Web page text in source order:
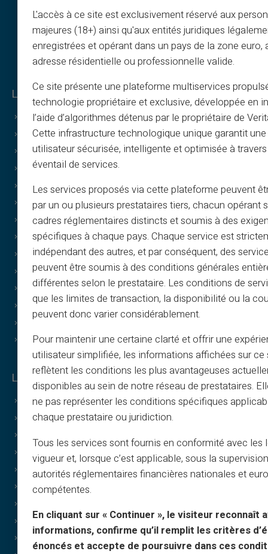
Legal & Terms
CGV
Mentions légales
Politiques de confidentialité
Politique d’utilisation
Politique des cookies
FAQ
Tutoriels
T&C - Parrainage
Print & image policy
T&C - Carte cadeau
Cashback T&C
Qui sommes-nous ?
Partenariat
Nous contacter
Les + de Veritas
Pourquoi Veritas ?
RIB et IBAN dédiés inclus
Offres
Offres Spéciales
Impression sur demande
Faire des cadeaux
Offre Special Cashback
L'accès à ce site est exclusivement réservé aux
majeures (18+) ainsi qu'aux entités juridiques
enregistrées et opérant dans un pays de la zone euro,
adresse résidentielle ou professionnelle valide.
Ce site présente une plateforme multiservices
technologie propriétaire et exclusive, développée en
l’aide d’algorithmes détenus par le propriétaire de
Cette infrastructure technologique unique garantit
utilisateur sécurisée, intelligente et optimisée à
éventail de services.
Les services proposés via cette plateforme peuvent
par un ou plusieurs prestataires tiers, chacun opérant
cadres réglementaires distincts et soumis à des
spécifiques à chaque pays. Chaque service est
indépendant des autres, et par conséquent, des
peuvent être soumis à des conditions générales
différentes selon le prestataire. Les conditions de
que les limites de transaction, la disponibilité ou la
peuvent donc varier considérablement.
Pour maintenir une certaine clarté et offrir une
utilisateur simplifiée, les informations affichées sur ce
reflètent les conditions les plus avantageuses
disponibles au sein de notre réseau de prestataires.
ne pas représenter les conditions spécifiques
chaque prestataire ou juridiction.
Tous les services sont fournis en conformité avec les
vigueur et, lorsque c’est applicable, sous la
autorités réglementaires financières nationales et
compétentes.
En cliquant sur « Continuer », le visiteur reconnaît
informations, confirme qu’il remplit les critères
énoncés et accepte de poursuivre dans ces